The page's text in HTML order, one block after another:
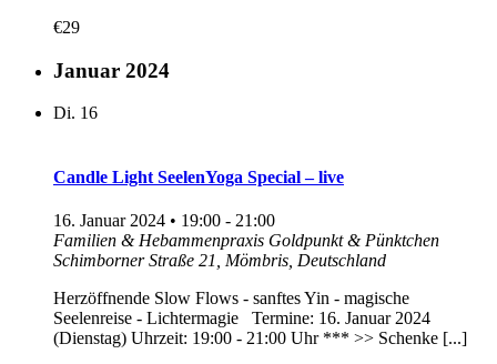
€29
Januar 2024
Di. 16
Candle Light SeelenYoga Special – live
16. Januar 2024 • 19:00 - 21:00
Familien & Hebammenpraxis Goldpunkt & Pünktchen
Schimborner Straße 21, Mömbris, Deutschland
Herzöffnende Slow Flows - sanftes Yin - magische
Seelenreise - Lichtermagie Termine: 16. Januar 2024
(Dienstag) Uhrzeit: 19:00 - 21:00 Uhr *** >> Schenke [...]